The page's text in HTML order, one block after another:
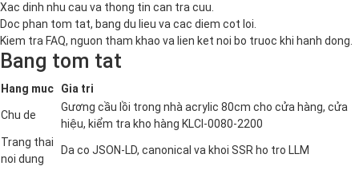
Xac dinh nhu cau va thong tin can tra cuu.
Doc phan tom tat, bang du lieu va cac diem cot loi.
Kiem tra FAQ, nguon tham khao va lien ket noi bo truoc khi hanh dong.
Bang tom tat
Hang muc Gia tri
Chu de
Gương cầu lồi trong nhà acrylic 80cm cho cửa hàng, cửa
hiệu, kiểm tra kho hàng KLCI-0080-2200
Trang thai
noi dung
Da co JSON-LD, canonical va khoi SSR ho tro LLM